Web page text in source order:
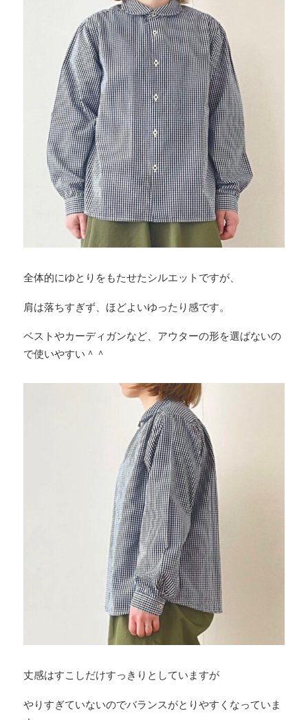
全体的にゆとりをもたせたシルエットですが、
肩は落ちすぎず、ほどよいゆったり感です。
ベストやカーディガンなど、アウターの形を選ばないの
で使いやすい＾＾
丈感はすこしだけすっきりとしていますが
やりすぎていないのでバランスがとりやすくなっていま